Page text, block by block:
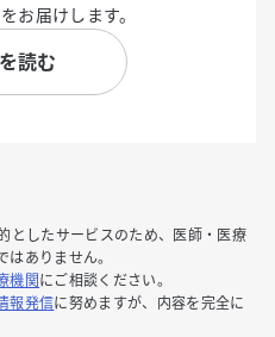
お届けします。
読む
としたサービスのため、医師・医療
ありません。
機関 にご相談ください。
報発信に努めますが、内容を完全に